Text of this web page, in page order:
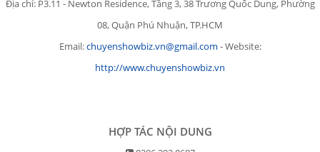
Địa chỉ: P3.11 - Newton Residence, Tầng 3, 38 Trương Quốc Dung, Phường
08, Quận Phú Nhuận, TP.HCM
Email:chuyenshowbiz.vn@gmail.com - Website:
http://www.chuyenshowbiz.vn
HỢP TÁC NỘI DUNG